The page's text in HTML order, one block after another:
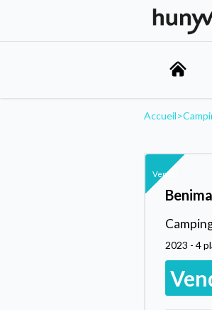
Accueil>
Vendu
2023 - 4